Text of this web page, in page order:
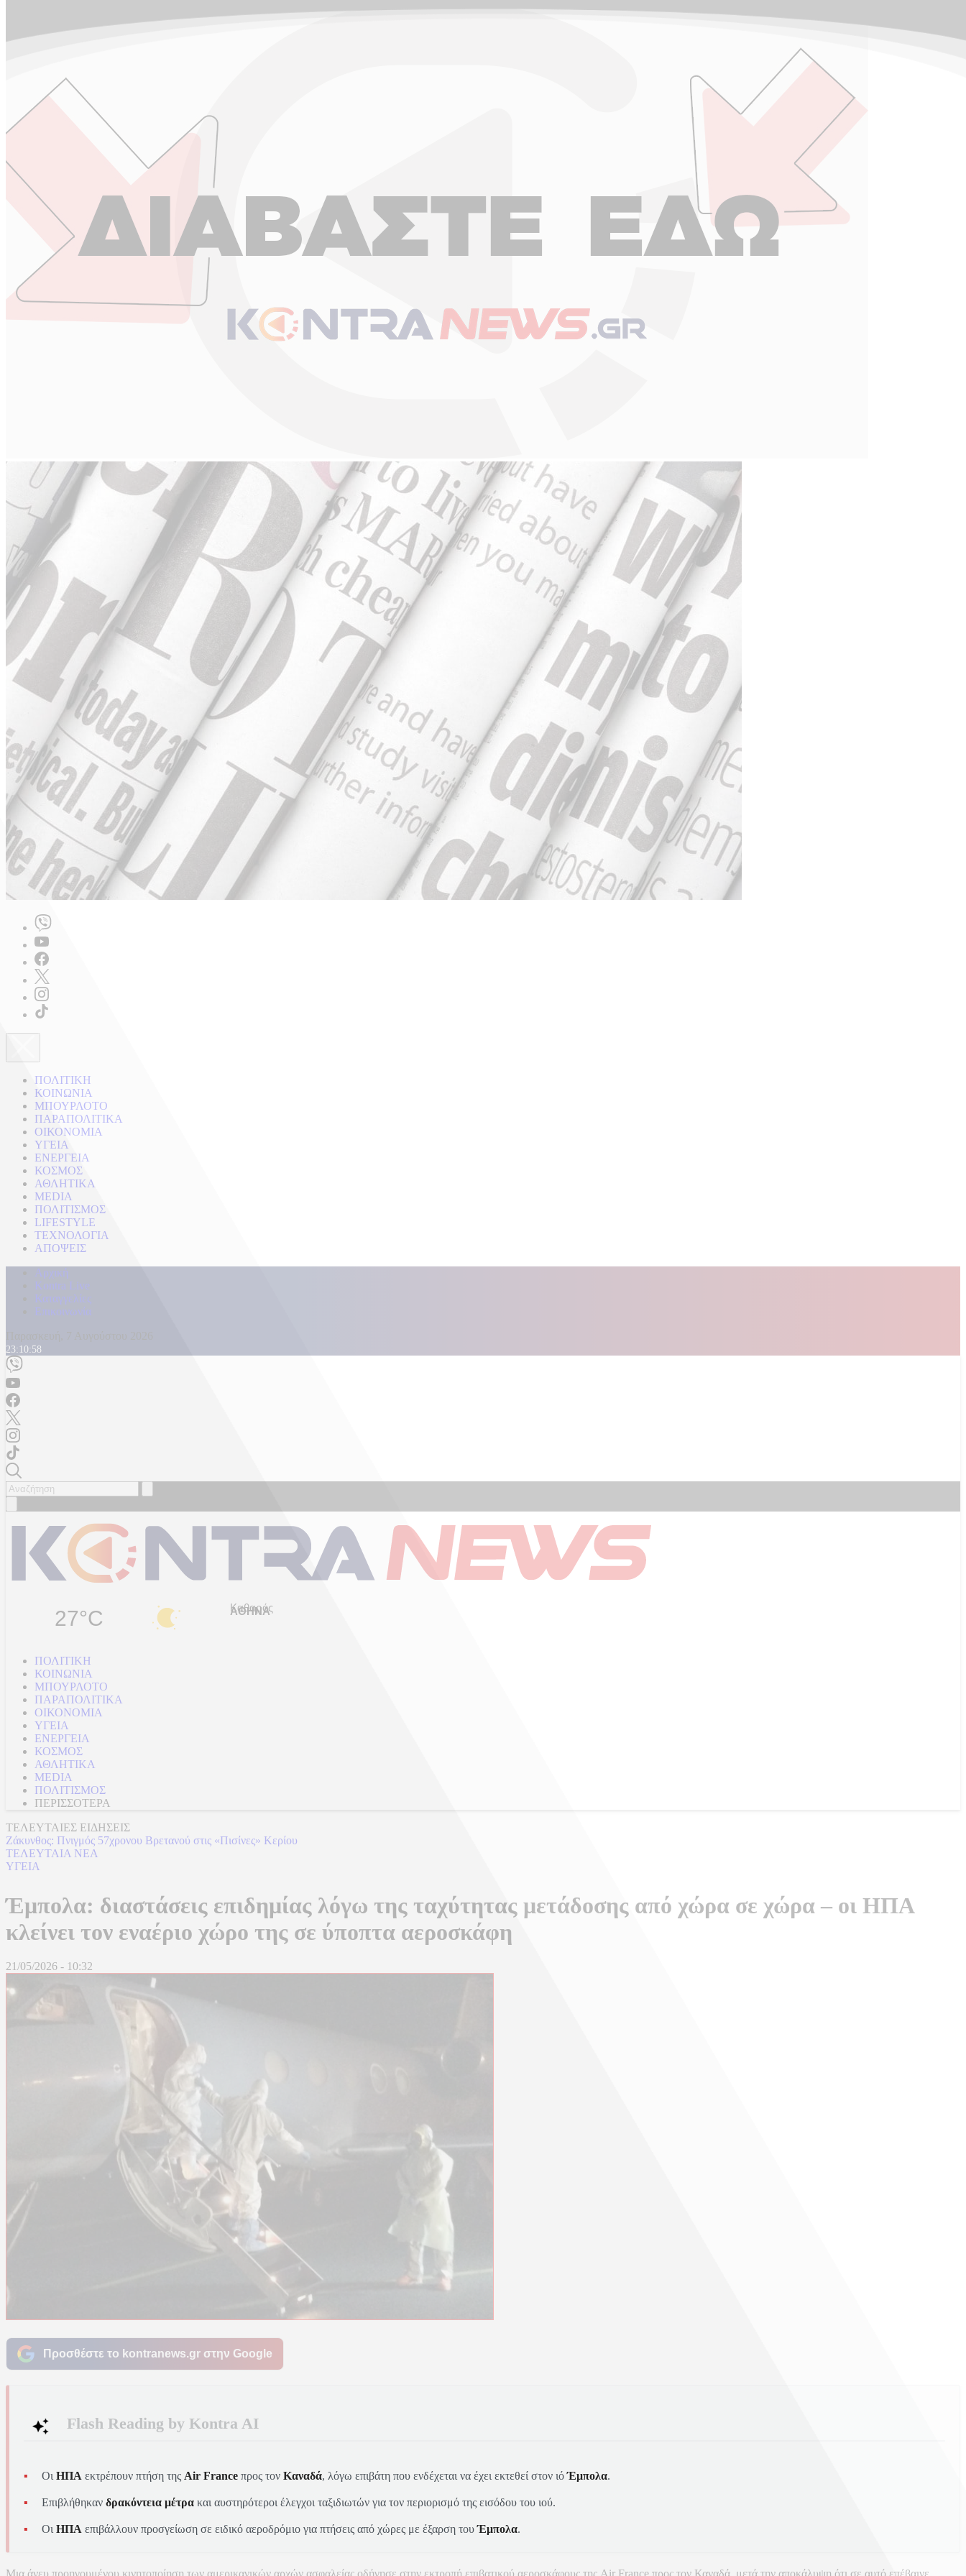
ΠΟΛΙΤΙΚΗ
ΚΟΙΝΩΝΙΑ
ΜΠΟΥΡΛΟΤΟ
ΠΑΡΑΠΟΛΙΤΙΚΑ
ΟΙΚΟΝΟΜΙΑ
ΥΓΕΙΑ
ΕΝΕΡΓΕΙΑ
ΚΟΣΜΟΣ
ΑΘΛΗΤΙΚΑ
MEDIA
ΠΟΛΙΤΙΣΜΟΣ
LIFESTYLE
ΤΕΧΝΟΛΟΓΙΑ
ΑΠΟΨΕΙΣ
Αρχική
Kontra Live
Καταγγελίες
Επικοινωνία
23:11:01
27°C Καθαρός
ΠΟΛΙΤΙΚΗ
ΚΟΙΝΩΝΙΑ
ΜΠΟΥΡΛΟΤΟ
ΠΑΡΑΠΟΛΙΤΙΚΑ
ΟΙΚΟΝΟΜΙΑ
ΥΓΕΙΑ
ΕΝΕΡΓΕΙΑ
ΚΟΣΜΟΣ
ΑΘΛΗΤΙΚΑ
MEDIA
ΠΟΛΙΤΙΣΜΟΣ
ΠΕΡΙΣΣΟΤΕΡΑ
ΤΕΛΕΥΤΑΙΕΣ ΕΙΔΗΣΕΙΣ
Ζάκυνθος: Πνιγμός 57χρονου Βρετανού στις «Πισίνες» Κερίου
ΤΕΛΕΥΤΑΙΑ ΝΕΑ
ΥΓΕΙΑ
Έμπολα: διαστάσεις επιδημίας λόγω της ταχύτητας μετάδοσης από χώρα σε χώρα – οι ΗΠΑ
κλείνει τον εναέριο χώρο της σε ύποπτα αεροσκάφη
21/05/2026 - 10:32
Προσθέστε το kontranews.gr στην Google
Flash Reading by Kontra AI
Οι ΗΠΑ εκτρέπουν πτήση της Air France προς τον Καναδά, λόγω επιβάτη που ενδέχεται να έχει εκτεθεί στον ιόΈμπολα.
Επιβλήθηκαν δρακόντεια μέτρα και αυστηρότεροι έλεγχοι ταξιδιωτών για τον περιορισμό της εισόδου του ιού.
Οι ΗΠΑ επιβάλλουν προσγείωση σε ειδικό αεροδρόμιο για πτήσεις από χώρες με έξαρση τουΈμπολα.
Μια άνευ προηγουμένου κινητοποίηση των αμερικανικών αρχών ασφαλείας οδήγησε στην εκτροπή επιβατικού αεροσκάφους της Air France προς τον Καναδά, μετά την αποκάλυψη ότι σε αυτό επέβαινε